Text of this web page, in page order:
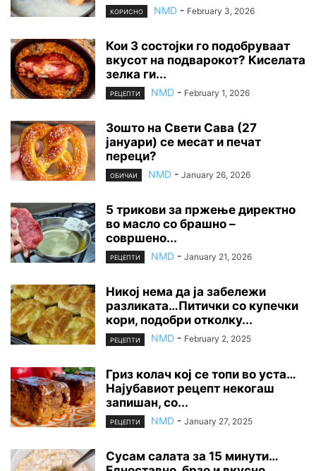
КОРИСНО NMD - February 3, 2026
Кои 3 состојки го подобруваат
вкусот на подварокот? Киселата
зелка ги...
РЕЦЕПТИ NMD - February 1, 2026
Зошто на Свети Сава (27
јануари) се месат и печат
переци?
ОБИЧАИ NMD - January 26, 2026
5 трикови за пржење директно
во масло со брашно –
совршено...
РЕЦЕПТИ NMD - January 21, 2026
Никој нема да ја забележи
разликата…Питички со купечки
кори, подобри отколку...
РЕЦЕПТИ NMD - February 2, 2025
Гриз колач кој се топи во уста…
Најубавиот рецепт некогаш
запишан, со...
РЕЦЕПТИ NMD - January 27, 2025
Сусам салата за 15 минути…